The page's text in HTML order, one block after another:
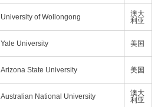
University of Wollongong
澳大
利亚
Yale University 美国
Arizona State University 美国
Australian National University
澳大
利亚